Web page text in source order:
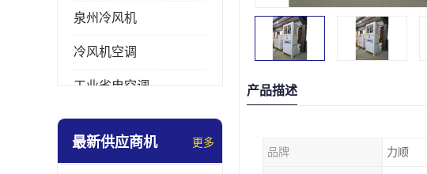
泉州冷风机
冷风机空调
工业省电空调
工业大吊扇
最新供应商机 更多
产品描述
品牌 力顺